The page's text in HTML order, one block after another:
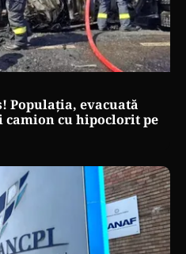
Populația, evacuată
cu hipoclorit pe